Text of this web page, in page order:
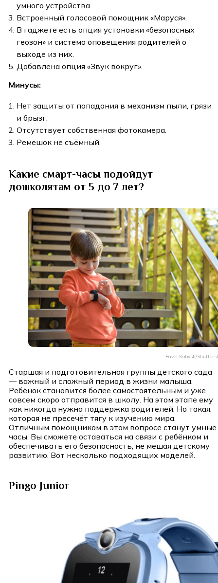
умного устройства.
Встроенный голосовой помощник «Маруся».
В гаджете есть опция установки «безопасных
геозон» и система оповещения родителей о
выходе из них.
Добавлена опция «Звук вокруг».
Минусы:
Нет защиты от попадания в механизм пыли, грязи
и брызг.
Отсутствует собственная фотокамера.
Ремешок не съёмный.
Какие смарт-часы подойдут
дошколятам от 5 до 7 лет?
Pavel Kobysh/
Старшая и подготовительная группы детского сада
— важный и сложный период в жизни малыша.
Ребёнок становится более самостоятельным и уже
совсем скоро отправится в школу. На этом этапе ему
как никогда нужна поддержка родителей. Но такая,
которая не пресечёт тягу к изучению мира.
Отличным помощником в этом вопросе станут умные
часы. Вы сможете оставаться на связи с ребёнком и
обеспечивать его безопасность, не мешая детскому
развитию. Вот несколько подходящих моделей.
Pingo Junior